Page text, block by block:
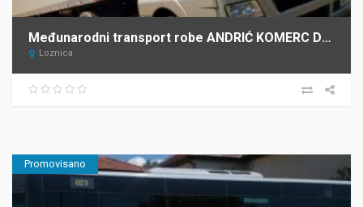
Međunarodni transport robe ANDRIĆ KOMERC DOO Loznica
Loznica
Promovisano